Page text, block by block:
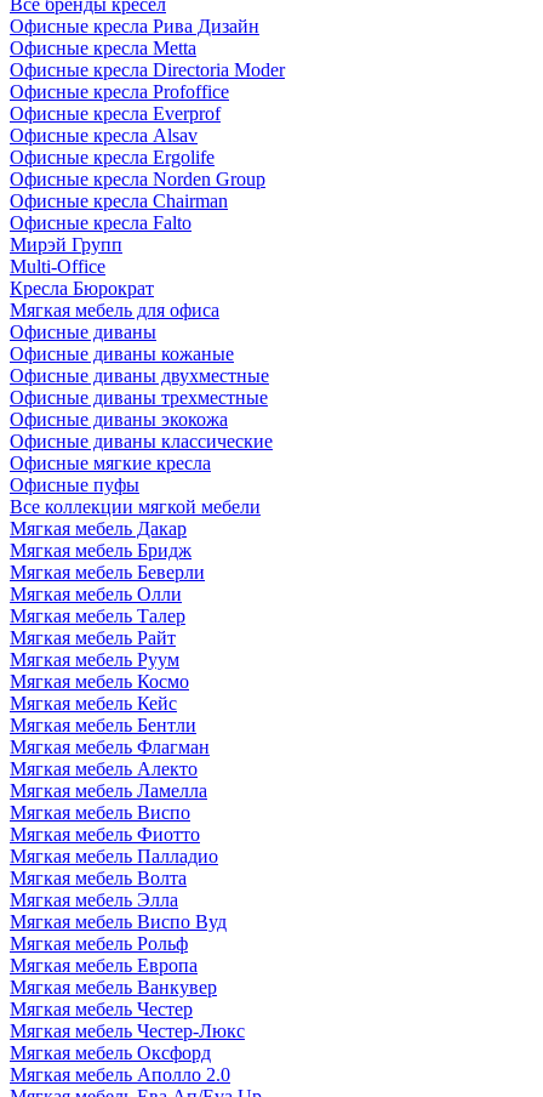
Все бренды кресел
Офисные кресла Рива Дизайн
Офисные кресла Metta
Офисные кресла Directoria Moder
Офисные кресла Profoffice
Офисные кресла Everprof
Офисные кресла Alsav
Офисные кресла Ergolife
Офисные кресла Norden Group
Офисные кресла Chairman
Офисные кресла Falto
Мирэй Групп
Multi-Office
Кресла Бюрократ
Мягкая мебель для офиса
Офисные диваны
Офисные диваны кожаные
Офисные диваны двухместные
Офисные диваны трехместные
Офисные диваны экокожа
Офисные диваны классические
Офисные мягкие кресла
Офисные пуфы
Все коллекции мягкой мебели
Мягкая мебель Дакар
Мягкая мебель Бридж
Мягкая мебель Беверли
Мягкая мебель Олли
Мягкая мебель Талер
Мягкая мебель Райт
Мягкая мебель Руум
Мягкая мебель Космо
Мягкая мебель Кейс
Мягкая мебель Бентли
Мягкая мебель Флагман
Мягкая мебель Алекто
Мягкая мебель Ламелла
Мягкая мебель Виспо
Мягкая мебель Фиотто
Мягкая мебель Палладио
Мягкая мебель Волта
Мягкая мебель Элла
Мягкая мебель Виспо Вуд
Мягкая мебель Рольф
Мягкая мебель Европа
Мягкая мебель Ванкувер
Мягкая мебель Честер
Мягкая мебель Честер-Люкс
Мягкая мебель Оксфорд
Мягкая мебель Аполло 2.0